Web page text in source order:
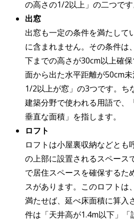
の高さの1/2以上」の二つです
出窓
出窓も一定の条件を満たして
に含まれません。その条件は
下までの高さが30cm以上確
面から出た水平距離が50cm
1/2以上が窓」の3つです。ち
建築分野で使われる用語で、
垂直な面積」を指します。
ロフト
ロフトは小屋裏収納などとも
の上部に設置されるスペース
で居住スペースを確保するた
スがあります。このロフトは
満たせば、延べ床面積に算入
件は「天井高が1.4m以下」